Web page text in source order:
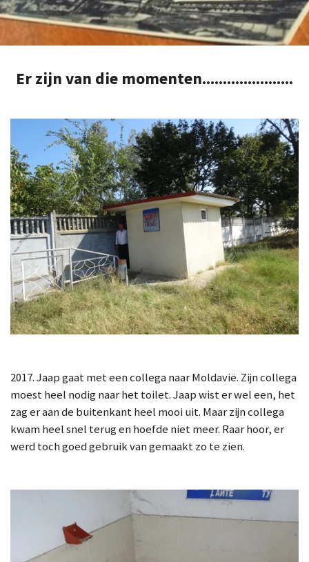
Er zijn van die momenten......................
2017. Jaap gaat met een collega naar Moldavië. Zijn collega
moest heel nodig naar het toilet. Jaap wist er wel een, het
zag er aan de buitenkant heel mooi uit. Maar zijn collega
kwam heel snel terug en hoefde niet meer. Raar hoor, er
werd toch goed gebruik van gemaakt zo te zien.